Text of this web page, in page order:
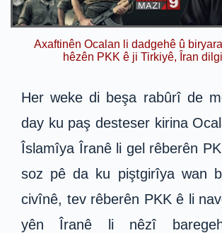
Axaftinên Ocalan li dadgehê û
hêzên PKK ê ji Tirkiyê, Îran
Her weke di beşa rabûrî de
day ku paş desteser kirina
Îslamîya Îranê li gel rêberên
soz pê da ku piştgirîya wan
civînê, tev rêberên PKK ê li
yên Îranê li nêzî